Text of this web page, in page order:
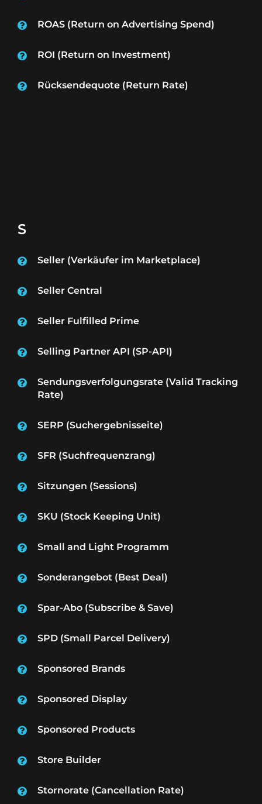
ROAS (Return on Advertising Spend)
ROI (Return on Investment)
Rücksendequote (Return Rate)
S
Seller (Verkäufer im Marketplace)
Seller Central
Seller Fulfilled Prime
Selling Partner API (SP-API)
Sendungsverfolgungsrate (Valid Tracking
Rate)
SERP (Suchergebnisseite)
SFR (Suchfrequenzrang)
Sitzungen (Sessions)
SKU (Stock Keeping Unit)
Small and Light Programm
Sonderangebot (Best Deal)
Spar-Abo (Subscribe & Save)
SPD (Small Parcel Delivery)
Sponsored Brands
Sponsored Display
Sponsored Products
Store Builder
Stornorate (Cancellation Rate)